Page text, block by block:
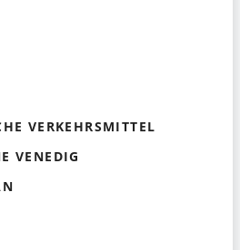
VERKEHRSMITTEL
VENEDIG